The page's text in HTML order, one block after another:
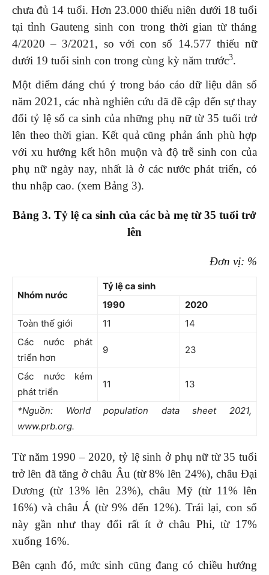
chưa đủ 14 tuổi. Hơn 23.000 thiếu niên dưới 18 tuổi
tại tỉnh Gauteng sinh con trong thời gian từ tháng
4/2020 – 3/2021, so với con số 14.577 thiếu nữ
dưới 19 tuổi sinh con trong cùng kỳ năm trước3.
Một điểm đáng chú ý trong báo cáo dữ liệu dân số
năm 2021, các nhà nghiên cứu đã đề cập đến sự thay
đổi tỷ lệ số ca sinh của những phụ nữ từ 35 tuổi trở
lên theo thời gian. Kết quả cũng phản ánh phù hợp
với xu hướng kết hôn muộn và độ trễ sinh con của
phụ nữ ngày nay, nhất là ở các nước phát triển, có
thu nhập cao. (xem Bảng 3).
Bảng 3. Tỷ lệ ca sinh của các bà mẹ từ 35 tuổi trở
lên
Đơn vị: %
Nhóm nước
Tỷ lệ ca sinh
1990
2020
Toàn thế giới
11
14
Các nước phát
triển hơn
9 23
Các nước kém
phát triển
11 13
*Nguồn: World population data sheet 2021,
www.prb.org.
Từ năm 1990 – 2020, tỷ lệ sinh ở phụ nữ từ 35 tuổi
trở lên đã tăng ở châu Âu (từ 8% lên 24%), châu Đại
Dương (từ 13% lên 23%), châu Mỹ (từ 11% lên
16%) và châu Á (từ 9% đến 12%). Trái lại, con số
này gần như thay đổi rất ít ở châu Phi, từ 17%
xuống 16%.
Bên cạnh đó, mức sinh cũng đang có chiều hướng